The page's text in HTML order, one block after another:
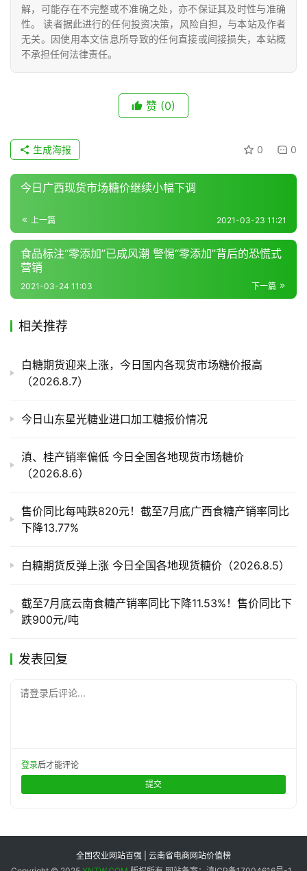
现
货
专
题
区
频
道
业
销
运
解，可能存在不完整或不准确之处，亦不保证其及时性与准确
性。 读者据此进行的任何投资决策，风险自担，与本站及作者
无关。因使用本文信息所导致的任何直接或间接损失，本站概
不承担任何法律责任。
赞 (0)
0 0
生成海报
今日广西现货市场糖价继续小幅下调
上一篇 2021-03-23 11:21
食品标注“零添加”已成风潮 警惕“零添加”背后的恐慌式
营销
下一篇
2021-03-24 11:03
相关推荐
白糖期货迎来上涨，今日国内各现货市场糖价报高
（2026.8.7）
今日山东星光糖业进口加工糖报价情况
滇、桂产销率偏低 今日全国各地现货市场糖价
（2026.8.6）
售价同比每吨跌820元！截至7月底广西食糖产销率同比
下降13.77%
白糖期货反弹上涨 今日全国各地现货糖价（2026.8.5）
截至7月底云南食糖产销率同比下降11.53%！售价同比下
跌900元/吨
发表回复
请登录后评论...
登录后才能评论
提交
全国农业网站百强 | 云南省电商网站价值榜